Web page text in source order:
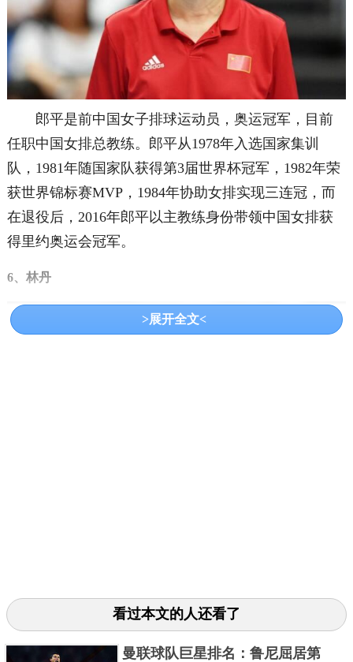
郎平是前中国女子排球运动员，奥运冠军，目前
任职中国女排总教练。郎平从1978年入选国家集训
队，1981年随国家队获得第3届世界杯冠军，1982年荣
获世界锦标赛MVP，1984年协助女排实现三连冠，而
在退役后，2016年郎平以主教练身份带领中国女排获
得里约奥运会冠军。
6、林丹
界杯、苏迪曼杯、汤姆斯杯、亚运会、亚锦赛等多座
世界羽联超级系列赛冠军于一身的双全全满贯选手，
是世界羽毛球四大天王之一。
>展开全文<
看过本文的人还看了
曼联球队巨星排名：鲁尼屈居第